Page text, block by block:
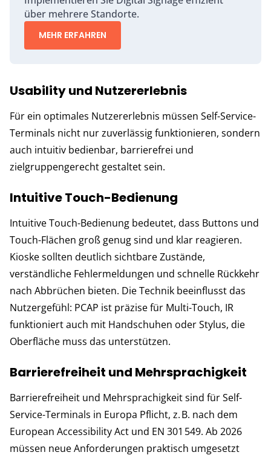
über mehrere Standorte.
MEHR ERFAHREN
Usability und Nutzererlebnis
Für ein optimales Nutzererlebnis müssen Self-Service-
Terminals nicht nur zuverlässig funktionieren, sondern
auch intuitiv bedienbar, barrierefrei und
zielgruppengerecht gestaltet sein.
Intuitive Touch-Bedienung
Intuitive Touch-Bedienung bedeutet, dass Buttons und
Touch-Flächen groß genug sind und klar reagieren.
Kioske sollten deutlich sichtbare Zustände,
verständliche Fehlermeldungen und schnelle Rückkehr
nach Abbrüchen bieten. Die Technik beeinflusst das
Nutzergefühl: PCAP ist präzise für Multi-Touch, IR
funktioniert auch mit Handschuhen oder Stylus, die
Oberfläche muss das unterstützen.
Barrierefreiheit und Mehrsprachigkeit
Barrierefreiheit und Mehrsprachigkeit sind für Self-
Service-Terminals in Europa Pflicht, z. B. nach dem
European Accessibility Act und EN 301 549. Ab 2026
müssen neue Anforderungen praktisch umgesetzt